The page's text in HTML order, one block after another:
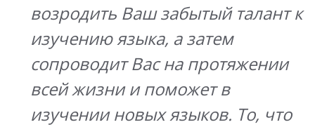
возродить Ваш забытый талант к
изучению языка, а затем
сопроводит Вас на протяжении
всей жизни и поможет в
изучении новых языков. То, что